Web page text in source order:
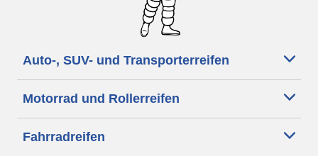
Auto-, SUV- und Transporterreifen
Motorrad und Rollerreifen
Fahrradreifen